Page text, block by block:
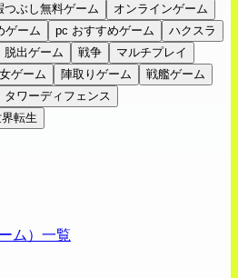
つぶし無料ゲーム
オンラインゲーム
ゲーム pc おすすめゲーム
ハクスラ
脱出ゲーム 戦争
マルチプレイ
ゲーム 陣取りゲーム
戦艦ゲーム
タワーディフェンス
転生
ム）一覧